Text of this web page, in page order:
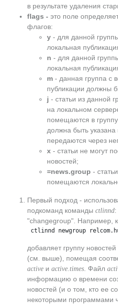
в результате удаления
flags - это поле
флагов:
y - для данной
локальная
n - для данной
локальная
m - данная группа с
публикации должны
j - статьи из данной
на локальном
помещаются в
должна быть
передаются через
x - статьи не могут
новостей;
=news.group -
помещаются
Первый подход -
подкоманд команды ctlinnd
"changegroup". Например,
ctlinnd newgroup
добавляет группу
(см. выше), помещая
active и active.times . Файл
информацию о времени
новостей (и о том, кто ее
некоторыми программами